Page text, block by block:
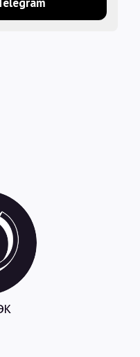
Telegram